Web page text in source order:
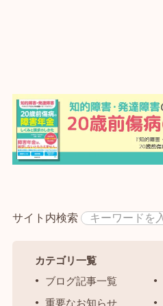
サイト内検索
カテゴリ一覧
ブログ記事一覧
重要なお知らせ